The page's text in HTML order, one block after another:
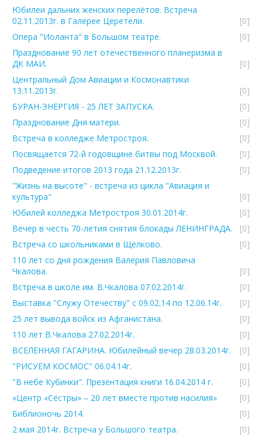
Юбилеи дальних женских перелётов. Встреча
02.11.2013г. в Галерее Церетели.
[0]
Опера "Иоланта" в Большом театре.
[0]
Празднование 90 лет отечественного планеризма в
ДК МАИ.
[0]
Центральный Дом Авиации и Космонавтики
13.11.2013г.
[0]
БУРАН-ЭНЕРГИЯ - 25 ЛЕТ ЗАПУСКА.
[0]
Празднование Дня матери.
[0]
Встреча в колледже Метростроя.
[0]
Посвящается 72-й годовщине битвы под Москвой.
[0]
Подведение итогов 2013 года 21.12.2013г.
[0]
"Жизнь на высоте" - встреча из цикла "Авиация и
культура"
[0]
Юбилей колледжа Метростроя 30.01.2014г.
[0]
Вечер в честь 70-летия снятия блокады ЛЕНИНГРАДА.
[0]
Встреча со школьниками в Щёлково.
[0]
110 лет со дня рождения Валерия Павловича
Чкалова.
[0]
Встреча в школе им. В.Чкалова 07.02.2014г.
[0]
Выставка "Служу Отечеству" с 09.02.14 по 12.06.14г.
[0]
25 лет вывода войск из Афганистана.
[0]
110 лет В.Чкалова 27.02.2014г.
[0]
ВСЕЛЕННАЯ ГАГАРИНА. Юбилейный вечер 28.03.2014г.
[0]
"РИСУЕМ КОСМОС" 06.04.14г.
[0]
"В небе Кубинки". Презентация книги 16.04.2014 г.
[0]
«Центр «Сёстры» – 20 лет вместе против насилия»
[0]
Библионочь 2014.
[0]
2 мая 2014г. Встреча у Большого театра.
[0]